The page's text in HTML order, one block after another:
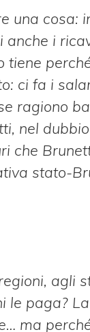
una cosa:
i
ci fa i
ragiono
nel
che
stato-
agli
paga?
ma